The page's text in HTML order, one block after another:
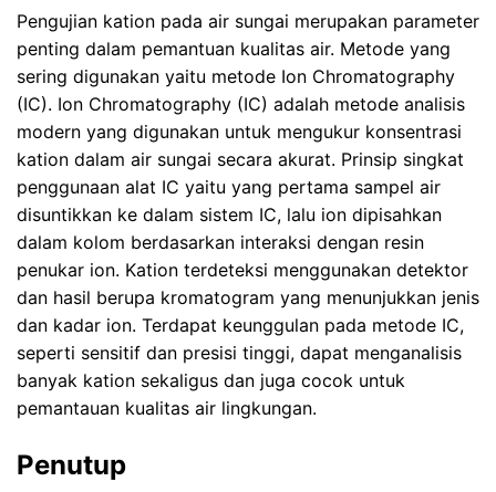
Pengujian kation pada air sungai merupakan parameter
penting dalam pemantuan kualitas air. Metode yang
sering digunakan yaitu metode Ion Chromatography
(IC). Ion Chromatography (IC) adalah metode analisis
modern yang digunakan untuk mengukur konsentrasi
kation dalam air sungai secara akurat. Prinsip singkat
penggunaan alat IC yaitu yang pertama sampel air
disuntikkan ke dalam sistem IC, lalu ion dipisahkan
dalam kolom berdasarkan interaksi dengan resin
penukar ion. Kation terdeteksi menggunakan detektor
dan hasil berupa kromatogram yang menunjukkan jenis
dan kadar ion. Terdapat keunggulan pada metode IC,
seperti sensitif dan presisi tinggi, dapat menganalisis
banyak kation sekaligus dan juga cocok untuk
pemantauan kualitas air lingkungan.
Penutup